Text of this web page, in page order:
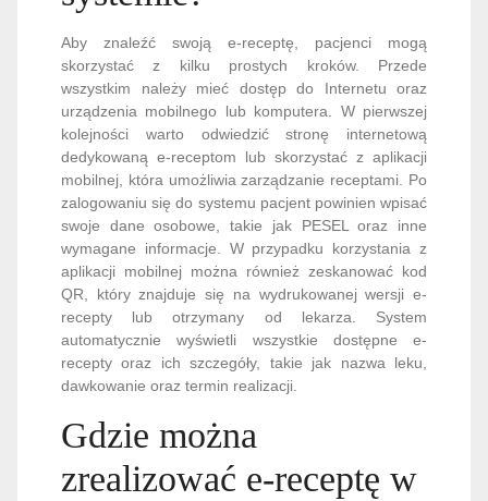
Aby znaleźć swoją e-receptę, pacjenci mogą
skorzystać z kilku prostych kroków. Przede
wszystkim należy mieć dostęp do Internetu oraz
urządzenia mobilnego lub komputera. W pierwszej
kolejności warto odwiedzić stronę internetową
dedykowaną e-receptom lub skorzystać z aplikacji
mobilnej, która umożliwia zarządzanie receptami. Po
zalogowaniu się do systemu pacjent powinien wpisać
swoje dane osobowe, takie jak PESEL oraz inne
wymagane informacje. W przypadku korzystania z
aplikacji mobilnej można również zeskanować kod
QR, który znajduje się na wydrukowanej wersji e-
recepty lub otrzymany od lekarza. System
automatycznie wyświetli wszystkie dostępne e-
recepty oraz ich szczegóły, takie jak nazwa leku,
dawkowanie oraz termin realizacji.
Gdzie można
zrealizować e-receptę w